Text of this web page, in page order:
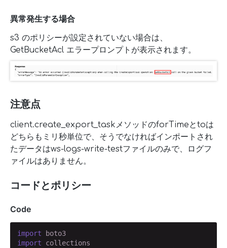
異常発生する場合
s3 のポリシーが設定されていない場合は、
GetBucketAcl エラープロンプトが表示されます。
注意点
client.create_export_taskメソッドのforTimeとtoは
どちらもミリ秒単位で、そうでなければインポートされ
たデータはws-logs-write-testファイルのみで、ログフ
ァイルはありません。
コードとポリシー
Code
import
boto3
import